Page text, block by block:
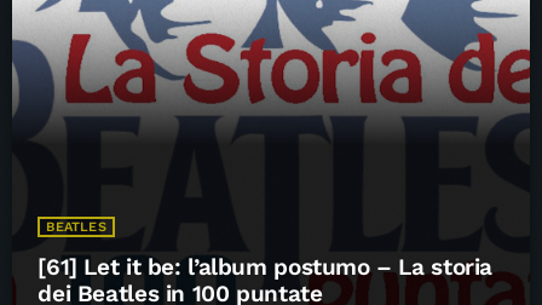
BEATLES
[61] Let it be: l’album postumo – La storia
dei Beatles in 100 puntate